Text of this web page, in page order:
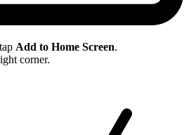
Add to Home Screen.
corner.